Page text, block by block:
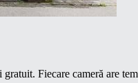
Fiecare cameră are